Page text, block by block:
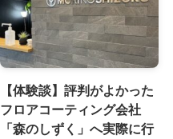
【体験談】評判がよかった
フロアコーティング会社
「森のしずく」へ実際に行